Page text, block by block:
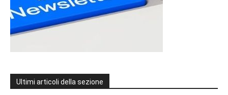
Ultimi articoli della sezione